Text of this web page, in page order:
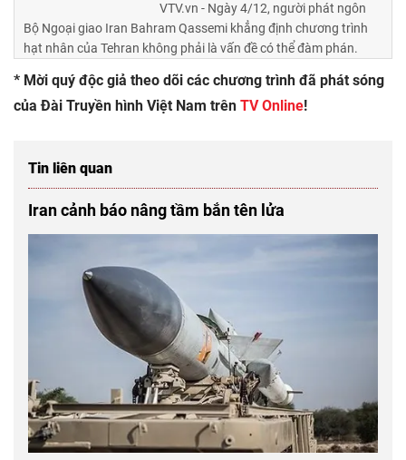
VTV.vn - Ngày 4/12, người phát ngôn
Bộ Ngoại giao Iran Bahram Qassemi khẳng định chương trình
hạt nhân của Tehran không phải là vấn đề có thể đàm phán.
* Mời quý độc giả theo dõi các chương trình đã phát sóng
của Đài Truyền hình Việt Nam trên TV Online!
Tin liên quan
Iran cảnh báo nâng tầm bắn tên lửa